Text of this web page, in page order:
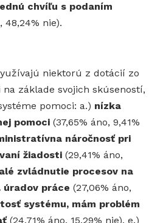
chvíľu s podaním
48,24% nie).
niektorú z dotácií zo
základe svojich skúseností,
pomoci: a.) nízka
pomoci (37,65% áno, 9,41%
náročnosť pri
žiadosti (29,41% áno,
zvládnutie procesov na
práce (27,06% áno,
systému, mám problém
(24,71% áno, 15,29% nie), e.)